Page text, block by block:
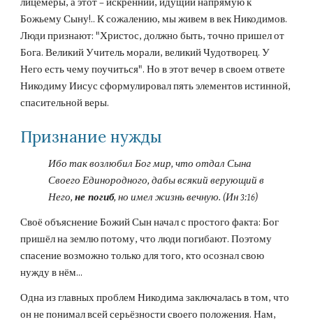
лицемеры, а этот – искренний, идущий напрямую к
Божьему Сыну!.. К сожалению, мы живем в век Никодимов.
Люди признают: "Христос, должно быть, точно пришел от
Бога. Великий Учитель морали, великий Чудотворец. У
Него есть чему поучиться". Но в этот вечер в своем ответе
Никодиму Иисус сформулировал пять элементов истинной,
спасительной веры.
Признание нужды
Ибо так возлюбил Бог мир, что отдал Сына
Своего Единородного, дабы всякий верующий в
Него, не погиб, но имел жизнь вечную. (Ин 3:16)
Своё объяснение Божий Сын начал с простого факта: Бог
пришёл на землю потому, что люди погибают. Поэтому
спасение возможно только для того, кто осознал свою
нужду в нём...
Одна из главных проблем Никодима заключалась в том, что
он не понимал всей серьёзности своего положения. Нам,